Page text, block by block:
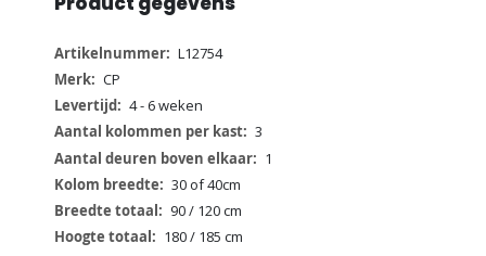
Meer
informatie
L12754
CP
4 - 6 weken
3
1
30 of 40cm
90 / 120 cm
180 / 185 cm